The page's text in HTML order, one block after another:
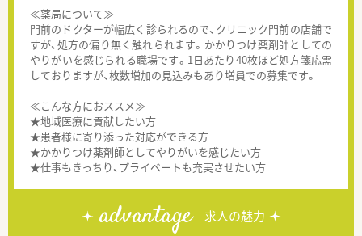
≪薬局について≫
門前のドクターが幅広く診られるので、クリニック門前の店舗で
すが、処方の偏り無く触れられます。かかりつけ薬剤師としての
やりがいを感じられる職場です。1日あたり40枚ほど処方箋応需
しておりますが、枚数増加の見込みもあり増員での募集です。
≪こんな方におススメ≫
★地域医療に貢献したい方
★患者様に寄り添った対応ができる方
★かかりつけ薬剤師としてやりがいを感じたい方
★仕事もきっちり、プライベートも充実させたい方
advantage 求人の魅力